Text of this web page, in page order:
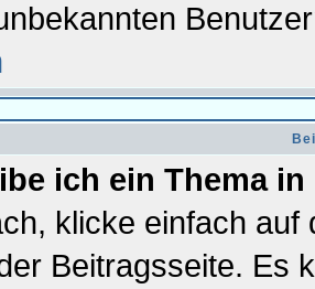
ich ein Thema
klicke einfach
Beitragsseite. Es